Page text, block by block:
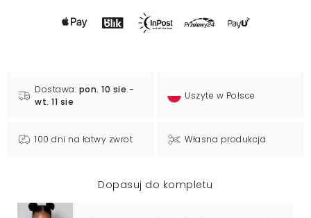
Dostawa: pon. 10 sie -
wt. 11 sie
Uszyte w Polsce
100 dni na łatwy zwrot Własna produkcja
Dopasuj do kompletu